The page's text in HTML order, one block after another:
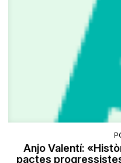
Anjo Valentí:
pactes